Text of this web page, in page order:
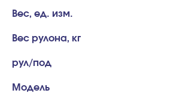
Вес, ед. изм.
Вес рулона, кг
рул/под
Модель